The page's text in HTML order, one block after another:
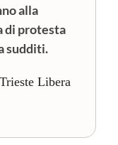
alla
di protesta
sudditi.
Libera